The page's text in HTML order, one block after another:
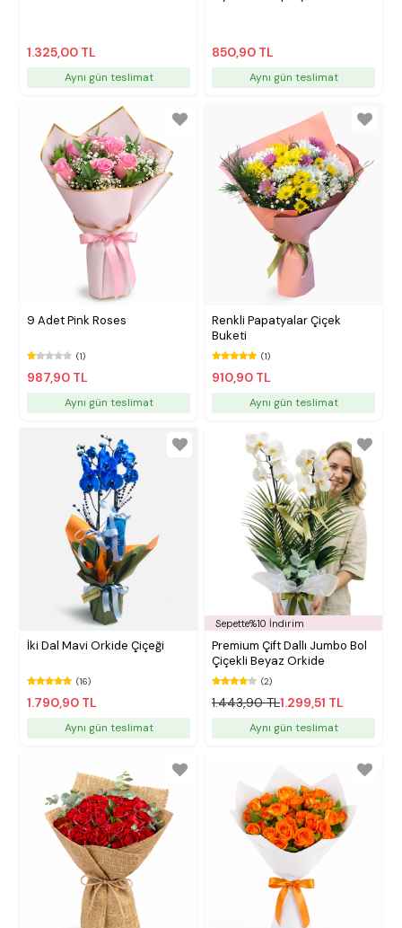
1.325,00 TL
Aynı gün teslimat
850,90 TL
Aynı gün teslimat
9 Adet Pink Roses
(1)
987,90 TL
Aynı gün teslimat
Renkli Papatyalar Çiçek
Buketi
(1)
910,90 TL
Aynı gün teslimat
İki Dal Mavi Orkide Çiçeği
(16)
1.790,90 TL
Aynı gün teslimat
Sepette%10 İndirim
Premium Çift Dallı Jumbo Bol
Çiçekli Beyaz Orkide
(2)
1.443,90 TL1.299,51 TL
Aynı gün teslimat